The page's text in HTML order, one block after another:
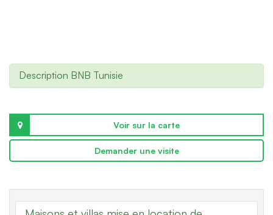
Description BNB Tunisie
Voir sur la carte
Demander une visite